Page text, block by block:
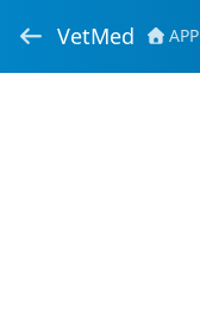
VetMed APP